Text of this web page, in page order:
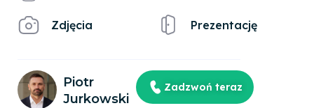
Zdjęcia Prezentację
Piotr
Jurkowski
Zadzwoń teraz